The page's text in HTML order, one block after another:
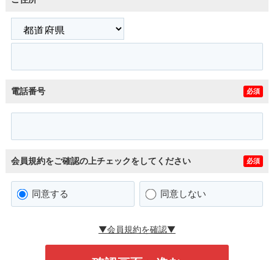
電話番号 必須
会員規約をご確認の上チェックをしてください 必須
同意する 同意しない
▼会員規約を確認▼